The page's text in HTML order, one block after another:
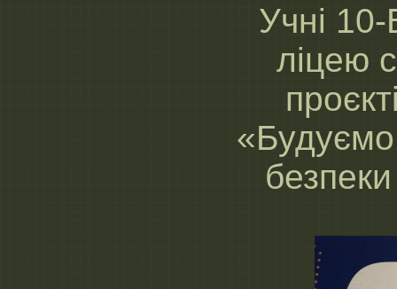
Учні 10-
ліцею
«Будуємо